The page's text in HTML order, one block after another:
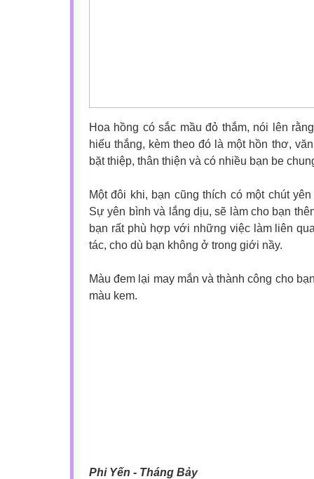
Hoa hồng có sắc mầu đỏ thắm, nói lên
hiếu thắng, kèm theo đó là một hồn thơ,
bặt thiệp, thân thiện và có nhiều bạn be
Một đôi khi, bạn cũng thích có một chút
Sự yên bình và lắng dịu, sẽ làm cho bạn
bạn rất phù hợp với những việc làm liên
tác, cho dù bạn không ở trong giới nầy.
Màu đem lại may mắn và thành công cho
màu kem.
Phi Yến - Tháng Bảy